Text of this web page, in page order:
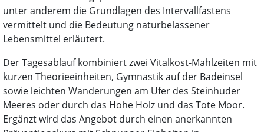
unter anderem die Grundlagen des Intervallfastens
vermittelt und die Bedeutung naturbelassener
Lebensmittel erläutert.
Der Tagesablauf kombiniert zwei Vitalkost-Mahlzeiten mit
kurzen Theorieeinheiten, Gymnastik auf der Badeinsel
sowie leichten Wanderungen am Ufer des Steinhuder
Meeres oder durch das Hohe Holz und das Tote Moor.
Ergänzt wird das Angebot durch einen anerkannten